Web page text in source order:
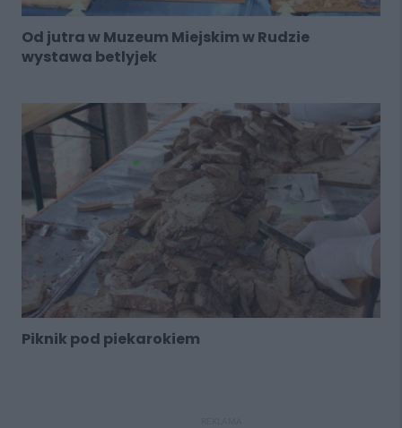
Od jutra w Muzeum Miejskim w Rudzie
wystawa betlyjek
Piknik pod piekarokiem